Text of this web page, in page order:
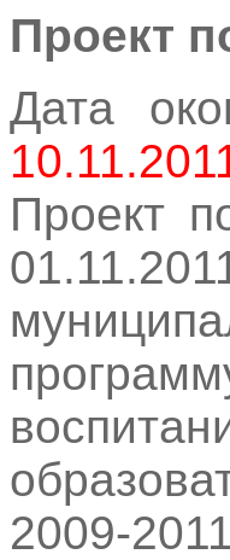
Проект
Дата
Проект
2009-